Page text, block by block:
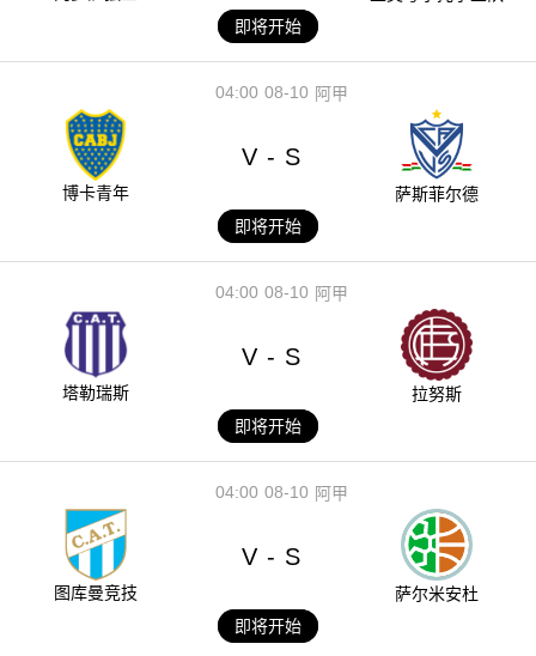
即将开始
08-10
04:00 阿甲
博卡青年
V - S
萨斯菲尔德
即将开始
08-10
04:00 阿甲
塔勒瑞斯
V - S
拉努斯
即将开始
08-10
04:00 阿甲
图库曼竞技
V - S
萨尔米安杜
即将开始